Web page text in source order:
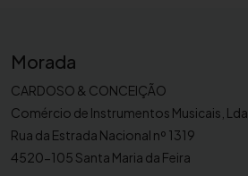
V
a
l
v
e
Morada
CARDOSO & CONCEIÇÃO
Comércio de Instrumentos Musicais, Lda
Rua da Estrada Nacional nº 1319
4520-105 Santa Maria da Feira